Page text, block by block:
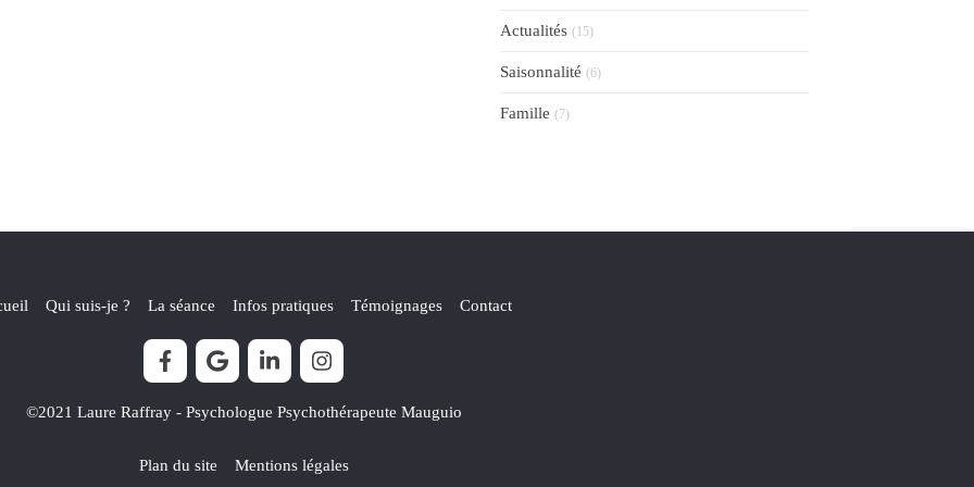
Actualités (15)
Saisonnalité (6)
Famille (7)
Qui suis-je ? La séance Infos pratiques Témoignages Contact
©2021 Laure Raffray - Psychologue Psychothérapeute Mauguio
Plan du site Mentions légales